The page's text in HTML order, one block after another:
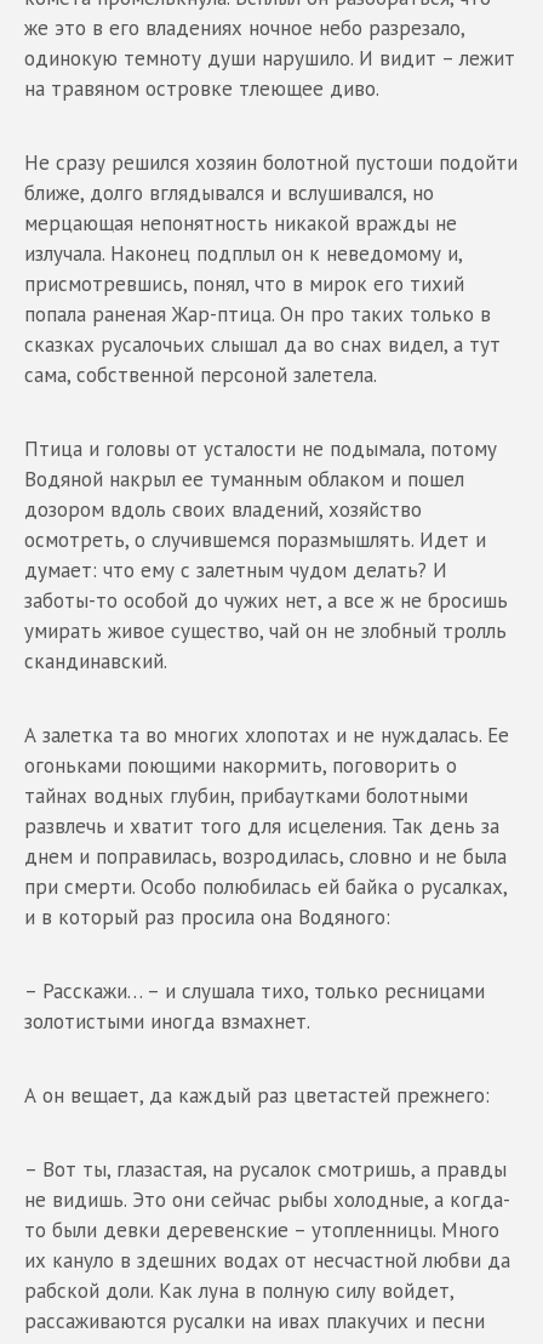
же это в его владениях ночное небо разрезало,
одинокую темноту души нарушило. И видит – лежит
на травяном островке тлеющее диво.
Не сразу решился хозяин болотной пустоши подойти
ближе, долго вглядывался и вслушивался, но
мерцающая непонятность никакой вражды не
излучала. Наконец подплыл он к неведомому и,
присмотревшись, понял, что в мирок его тихий
попала раненая Жар-птица. Он про таких только в
сказках русалочьих слышал да во снах видел, а тут
сама, собственной персоной залетела.
Птица и головы от усталости не подымала, потому
Водяной накрыл ее туманным облаком и пошел
дозором вдоль своих владений, хозяйство
осмотреть, о случившемся поразмышлять. Идет и
думает: что ему с залетным чудом делать? И
заботы-то особой до чужих нет, а все ж не бросишь
умирать живое существо, чай он не злобный тролль
скандинавский.
А залетка та во многих хлопотах и не нуждалась. Ее
огоньками поющими накормить, поговорить о
тайнах водных глубин, прибаутками болотными
развлечь и хватит того для исцеления. Так день за
днем и поправилась, возродилась, словно и не была
при смерти. Особо полюбилась ей байка о русалках,
и в который раз просила она Водяного:
– Расскажи… – и слушала тихо, только ресницами
золотистыми иногда взмахнет.
А он вещает, да каждый раз цветастей прежнего:
– Вот ты, глазастая, на русалок смотришь, а правды
не видишь. Это они сейчас рыбы холодные, а когда-
то были девки деревенские – утопленницы. Много
их кануло в здешних водах от несчастной любви да
рабской доли. Как луна в полную силу войдет,
рассаживаются русалки на ивах плакучих и песни